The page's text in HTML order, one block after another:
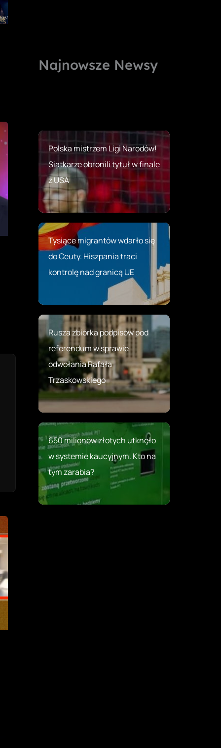
Najnowsze Newsy
Polska mistrzem Ligi Narodów!
Siatkarze obronili tytuł w finale
z USA
Tysiące migrantów wdarło się
do Ceuty. Hiszpania traci
kontrolę nad granicą UE
Rusza zbiórka podpisów pod
referendum w sprawie
odwołania Rafała
Trzaskowskiego
650 milionów złotych utknęło
w systemie kaucyjnym. Kto na
tym zarabia?